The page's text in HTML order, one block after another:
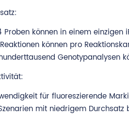
Proben können in einem einzigen
können pro
Genotypanalysen
für fluoreszierende
mit niedrigem